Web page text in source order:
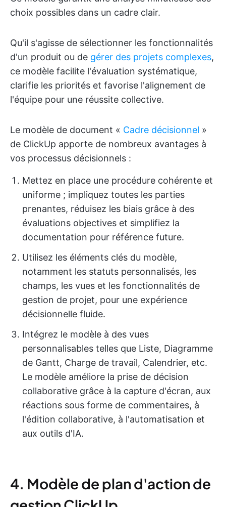
choix possibles dans un cadre clair.
Qu'il s'agisse de sélectionner les fonctionnalités
d'un produit ou de gérer des projets complexes,
ce modèle facilite l'évaluation systématique,
clarifie les priorités et favorise l'alignement de
l'équipe pour une réussite collective.
Le modèle de document « Cadre décisionnel »
de ClickUp apporte de nombreux avantages à
vos processus décisionnels :
Mettez en place une procédure cohérente et
uniforme ; impliquez toutes les parties
prenantes, réduisez les biais grâce à des
évaluations objectives et simplifiez la
documentation pour référence future.
Utilisez les éléments clés du modèle,
notamment les statuts personnalisés, les
champs, les vues et les fonctionnalités de
gestion de projet, pour une expérience
décisionnelle fluide.
Intégrez le modèle à des vues
personnalisables telles que Liste, Diagramme
de Gantt, Charge de travail, Calendrier, etc.
Le modèle améliore la prise de décision
collaborative grâce à la capture d'écran, aux
réactions sous forme de commentaires, à
l'édition collaborative, à l'automatisation et
aux outils d'IA.
4. Modèle de plan d'action de